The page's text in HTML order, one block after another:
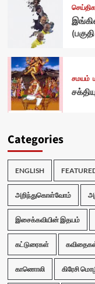
சமயம்
Categories
ENGLISH
அறிந்துகொள்வோம்
இசைக்கவியின் இதயம்
கட்டுரைகள்
காணொலி கிரேசி